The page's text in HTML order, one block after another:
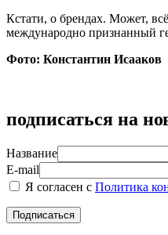
Кстати, о брендах. Может,
международно признанный
Фото: Константин Исааков
подписаться на
Название
E-mail
Я согласен с Политика